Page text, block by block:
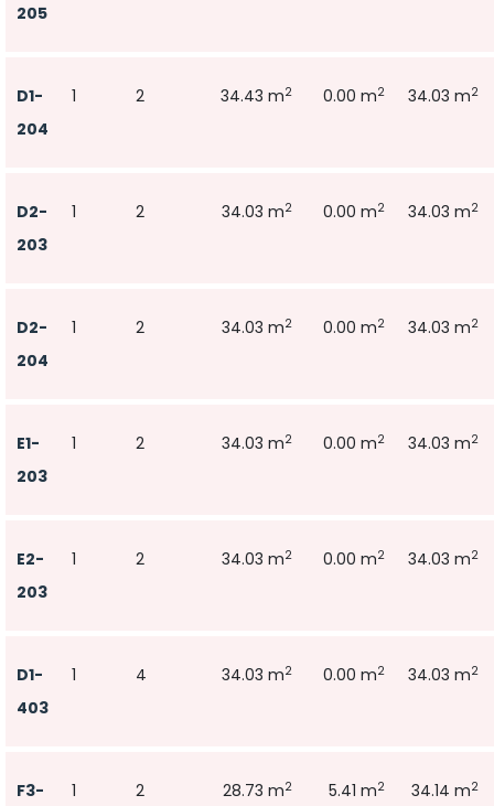
205
D1-
204
1 2 34.43 m2 0.00 m2 34.03 m2
D2-
203
1 2 34.03 m2 0.00 m2 34.03 m2
D2-
204
1 2 34.03 m2 0.00 m2 34.03 m2
E1-
203
1 2 34.03 m2 0.00 m2 34.03 m2
E2-
203
1 2 34.03 m2 0.00 m2 34.03 m2
D1-
403
1 4 34.03 m2 0.00 m2 34.03 m2
F3- 1 2 28.73 m2 5.41 m2 34.14 m2